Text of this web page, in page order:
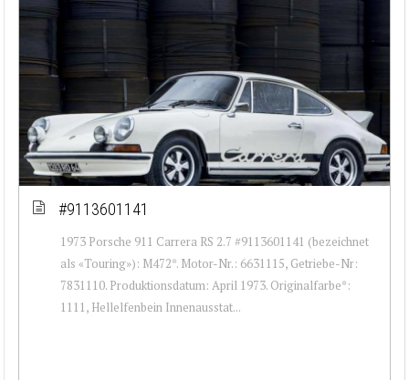
#9113601141
1973 Porsche 911 Carrera RS 2.7 #9113601141 (bezeichnet
als «Touring»): M472*. Motor-Nr.: 6631115, Getriebe-Nr:
7831110. Produktionsdatum: April 1973. Originalfarbe*:
1111, Hellelfenbein Innenausstat...